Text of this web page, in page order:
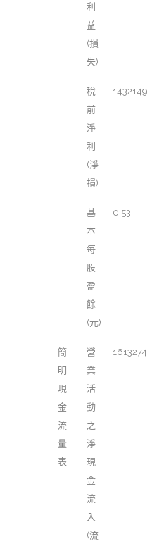
利
益
(損
失)
稅
前
淨
利
(淨
損)
1432149
基
本
每
股
盈
餘
(元)
0.53
簡
明
現
金
流
量
表
營
業
活
動
之
淨
現
金
流
入
(流
1613274